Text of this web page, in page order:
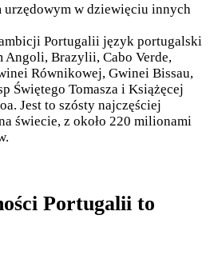
w dziewięciu innych
Portugalii język portugalski
Angoli, Brazylii, Cabo Verde,
Równikowej, Gwinei Bissau,
Świętego Tomasza i Książęcej
Jest to szósty najczęściej
świecie, z około 220 milionami
Portugalii to